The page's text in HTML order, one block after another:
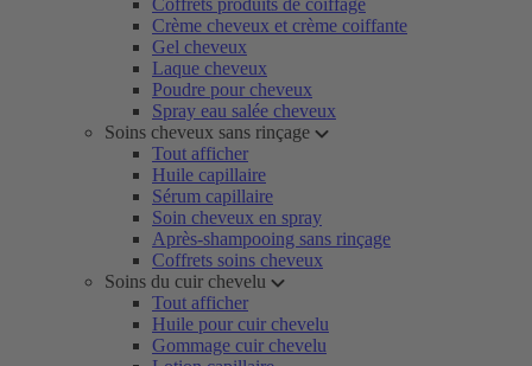
Coffrets produits de coiffage
Crème cheveux et crème coiffante
Gel cheveux
Laque cheveux
Poudre pour cheveux
Spray eau salée cheveux
Soins cheveux sans rinçage
Tout afficher
Huile capillaire
Sérum capillaire
Soin cheveux en spray
Après-shampooing sans rinçage
Coffrets soins cheveux
Soins du cuir chevelu
Tout afficher
Huile pour cuir chevelu
Gommage cuir chevelu